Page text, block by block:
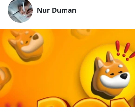
Nur Duman